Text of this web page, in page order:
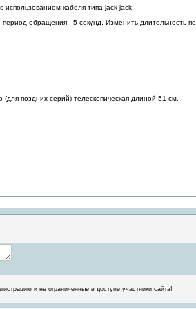
кабеля типа jack-jack.
обращения - 5 секунд. Изменить длительность
поздних серий) телескопическая длиной 51 см.
и не ограниченные в доступе участники сайта!